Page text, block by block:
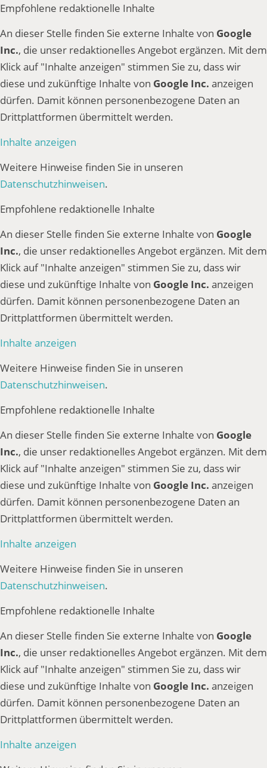
Empfohlene redaktionelle Inhalte
An dieser Stelle finden Sie externe Inhalte von Google
Inc., die unser redaktionelles Angebot ergänzen. Mit dem
Klick auf "Inhalte anzeigen" stimmen Sie zu, dass wir
diese und zukünftige Inhalte von Google Inc. anzeigen
dürfen. Damit können personenbezogene Daten an
Drittplattformen übermittelt werden.
Inhalte anzeigen
Weitere Hinweise finden Sie in unseren
Datenschutzhinweisen.
Empfohlene redaktionelle Inhalte
An dieser Stelle finden Sie externe Inhalte von Google
Inc., die unser redaktionelles Angebot ergänzen. Mit dem
Klick auf "Inhalte anzeigen" stimmen Sie zu, dass wir
diese und zukünftige Inhalte von Google Inc. anzeigen
dürfen. Damit können personenbezogene Daten an
Drittplattformen übermittelt werden.
Inhalte anzeigen
Weitere Hinweise finden Sie in unseren
Datenschutzhinweisen.
Empfohlene redaktionelle Inhalte
An dieser Stelle finden Sie externe Inhalte von Google
Inc., die unser redaktionelles Angebot ergänzen. Mit dem
Klick auf "Inhalte anzeigen" stimmen Sie zu, dass wir
diese und zukünftige Inhalte von Google Inc. anzeigen
dürfen. Damit können personenbezogene Daten an
Drittplattformen übermittelt werden.
Inhalte anzeigen
Weitere Hinweise finden Sie in unseren
Datenschutzhinweisen.
Empfohlene redaktionelle Inhalte
An dieser Stelle finden Sie externe Inhalte von Google
Inc., die unser redaktionelles Angebot ergänzen. Mit dem
Klick auf "Inhalte anzeigen" stimmen Sie zu, dass wir
diese und zukünftige Inhalte von Google Inc. anzeigen
dürfen. Damit können personenbezogene Daten an
Drittplattformen übermittelt werden.
Inhalte anzeigen